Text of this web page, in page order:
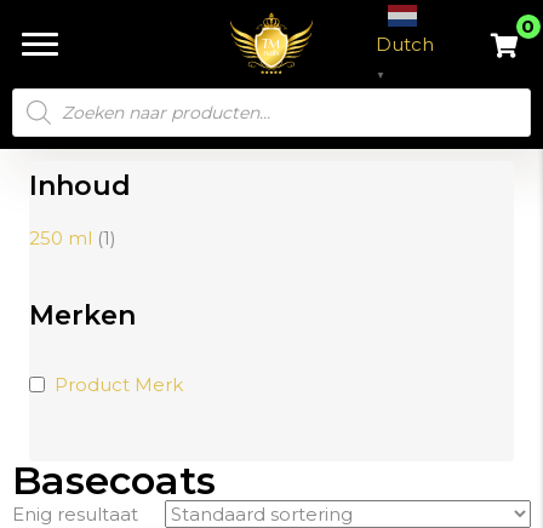
Dutch
▼
0
Producten
zoeken
Inhoud
250 ml (1)
Merken
Product Merk
Basecoats
Enig resultaat